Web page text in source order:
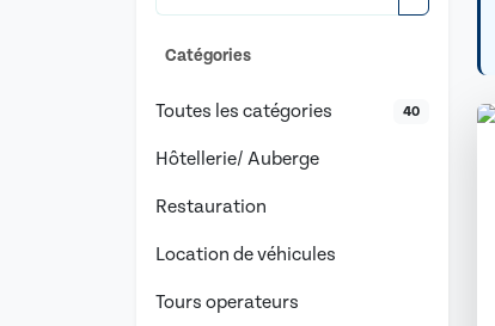
Catégories
Toutes les catégories 40
Hôtellerie/ Auberge
Restauration
Location de véhicules
Tours operateurs